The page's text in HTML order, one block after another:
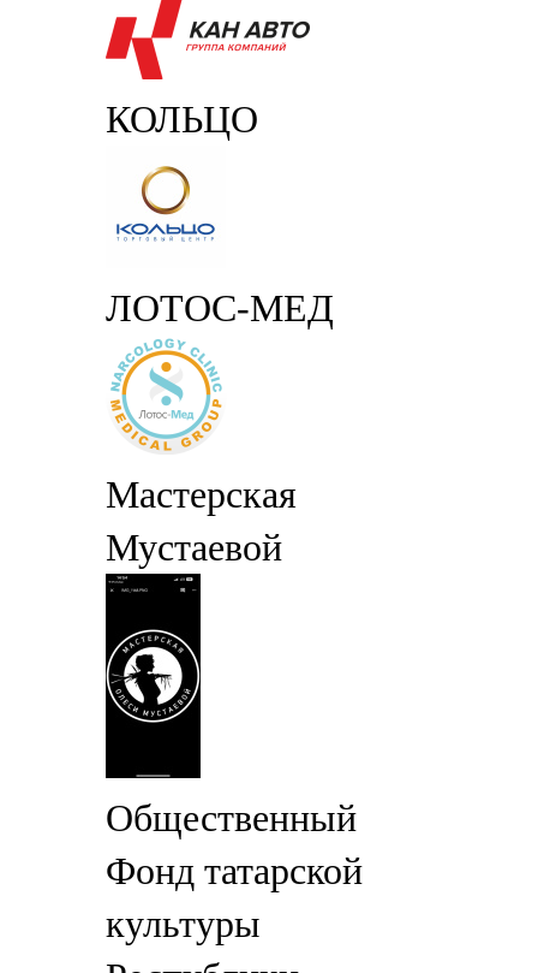
КОЛЬЦО
ЛОТОС-МЕД
Мастерская
Мустаевой
Общественный
Фонд татарской
культуры